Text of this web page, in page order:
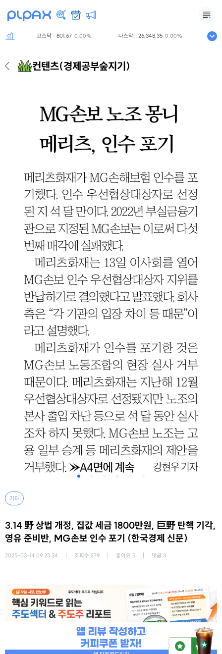
코스닥 801.67 0.00% 나스닥 26,348.35 0.00% S&P500
컨텐츠(경제공부숲지기)
기타
3.14 野 상법 개정, 집값 세금 1800만원, 巨野 탄핵 기각,
영유 준비반, MG손보 인수 포기 (한국경제 신문)
2025-03-14 09:23:34 조회수 279 좋아요 5 댓글 3